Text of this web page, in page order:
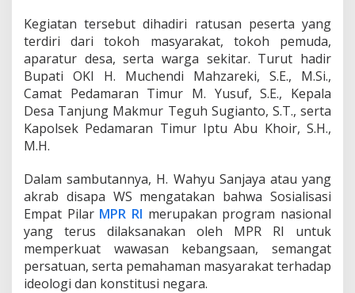
i
m
u
r
,
A
j
a
a
s
a
r
a
k
a
Kegiatan tersebut dihadiri ratusan peserta yang
terdiri dari tokoh masyarakat, tokoh pemuda,
aparatur desa, serta warga sekitar. Turut hadir
Bupati OKI H. Muchendi Mahzareki, S.E., M.Si.,
Camat Pedamaran Timur M. Yusuf, S.E., Kepala
Desa Tanjung Makmur Teguh Sugianto, S.T., serta
Kapolsek Pedamaran Timur Iptu Abu Khoir, S.H.,
M.H.
Dalam sambutannya, H. Wahyu Sanjaya atau yang
akrab disapa WS mengatakan bahwa Sosialisasi
Empat Pilar MPR RI merupakan program nasional
yang terus dilaksanakan oleh MPR RI untuk
memperkuat wawasan kebangsaan, semangat
persatuan, serta pemahaman masyarakat terhadap
ideologi dan konstitusi negara.